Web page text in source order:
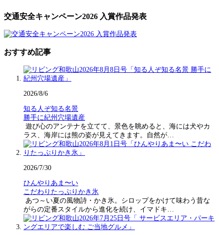
交通安全キャンペーン2026 入賞作品発表
おすすめ記事
2026/8/6
知る人ぞ知る名景
勝手に紀州穴場遺産
遊び心のアンテナを立てて、景色を眺めると、海には犬やカ
ラス、海岸には熊の姿が見えてきます。自然が…
2026/7/30
ひんやりあま〜い
こだわりたっぷりかき氷
あつ～い夏の風物詩・かき氷。シロップをかけて味わう昔な
がらの定番スタイルから進化を続け、イマドキ…